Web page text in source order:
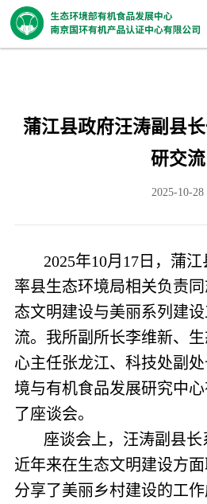
蒲江县政府汪涛副县
研交流
2025-10-28
2025年10月17日，蒲
率县生态环境局相关负责
态文明建设与美丽系列建
流。我所副所长李维新、
心主任张龙江、科技处副
境与有机食品发展研究中
了座谈会。
座谈会上，汪涛副县
近年来在生态文明建设方面
分享了美丽乡村建设的工作